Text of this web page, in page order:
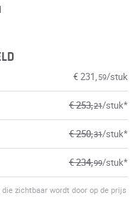
€ 231, 59/stuk
€ 253,21/stuk*
€ 250,31/stuk*
€ 234,99/stuk*
zichtbaar wordt door op de prijs